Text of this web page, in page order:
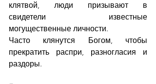
клятвой, люди призывают в
свидетели известные
могущественные личности.
Часто клянутся Богом, чтобы
прекратить распри, разногласия и
раздоры.